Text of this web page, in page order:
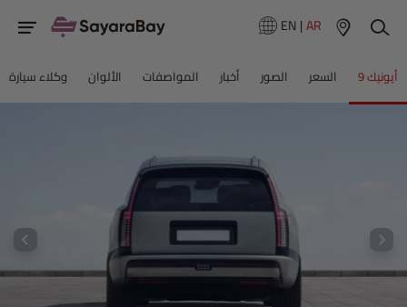
EN|AR
أيونيك 9 السعر الصور أخبار المواصفات الألوان وكلاء سيارة